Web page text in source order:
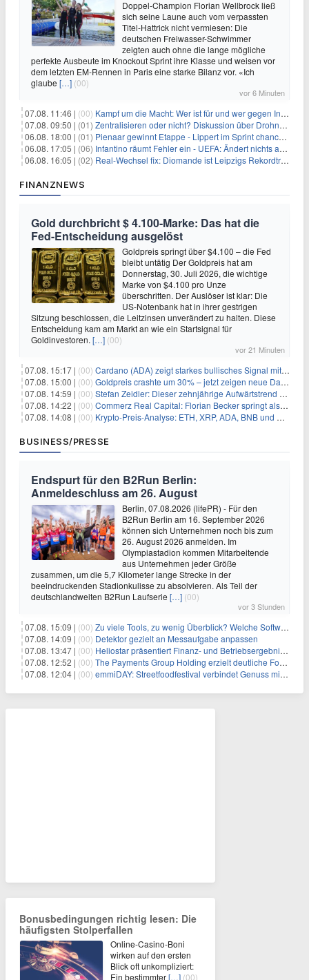
Doppel-Champion Florian Wellbrock ließ
sich seine Laune auch vom verpassten
Titel-Hattrick nicht vermiesen: Die
deutschen Freiwasser-Schwimmer
zeigten auch ohne die lange mögliche
perfekte Ausbeute im Knockout Sprint ihre Klasse und weisen vor
dem letzten EM-Rennen in Paris eine starke Bilanz vor. «Ich
glaube […] (00)
vor 6 Minuten
07.08. 11:46 | (00) Kampf um die Macht: Wer ist für und wer gegen Infantino?
07.08. 09:50 | (01) Zentralisieren oder nicht? Diskussion über Drohnenabwehr
06.08. 18:00 | (01) Pienaar gewinnt Etappe - Lippert im Sprint chancenlos
06.08. 17:05 | (06) Infantino räumt Fehler ein - UEFA: Ändert nichts an Boykott
06.08. 16:05 | (02) Real-Wechsel fix: Diomande ist Leipzigs Rekordtransfer
FINANZNEWS
Gold durchbricht $ 4.100-Marke: Das hat die
Fed-Entscheidung ausgelöst
Goldpreis springt über $4.100 – die Fed
bleibt untätig Der Goldpreis hat am
Donnerstag, 30. Juli 2026, die wichtige
Marke von $4.100 pro Unze
überschritten. Der Auslöser ist klar: Die
US-Notenbank hat in ihrer gestrigen
Sitzung beschlossen, die Leitzinsen unverändert zu halten. Diese
Entscheidung kam am Markt an wie ein Startsignal für
Goldinvestoren. […] (00)
vor 21 Minuten
07.08. 15:17 | (00) Cardano (ADA) zeigt starkes bullisches Signal mit Potenzial für 200% Kursanstieg
07.08. 15:00 | (00) Goldpreis crashte um 30% – jetzt zeigen neue Daten: War es berechtigt?
07.08. 14:59 | (00) Stefan Zeidler: Dieser zehnjährige Aufwärtstrend macht mich optimistisch
07.08. 14:22 | (00) Commerz Real Capital: Florian Becker springt als Leiter ein
07.08. 14:08 | (00) Krypto-Preis-Analyse: ETH, XRP, ADA, BNB und HYPE
BUSINESS/PRESSE
Endspurt für den B2Run Berlin:
Anmeldeschluss am 26. August
Berlin, 07.08.2026 (lifePR) - Für den
B2Run Berlin am 16. September 2026
können sich Unternehmen noch bis zum
26. August 2026 anmelden. Im
Olympiastadion kommen Mitarbeitende
aus Unternehmen jeder Größe
zusammen, um die 5,7 Kilometer lange Strecke in der
beeindruckenden Stadionkulisse zu absolvieren. Als Teil der
deutschlandweiten B2Run Laufserie […] (00)
vor 3 Stunden
07.08. 15:09 | (00) Zu viele Tools, zu wenig Überblick? Welche Software IT-Dienstleister wirklich brauchen
07.08. 14:09 | (00) Detektor gezielt an Messaufgabe anpassen
07.08. 13:47 | (00) Heliostar präsentiert Finanz- und Betriebsergebnis für das zweite Quartal 2026 mit Goldproduktion und Barreserven in Rekordhöhe
07.08. 12:52 | (00) The Payments Group Holding erzielt deutliche Fortschritte bei ihren AI-Projekten
07.08. 12:04 | (00) emmiDAY: Streetfoodfestival verbindet Genuss mit Engagement gegen Brustkrebs
Bonusbedingungen richtig lesen: Die
häufigsten Stolperfallen
Online-Casino-Boni
wirken auf den ersten
Blick oft unkompliziert:
Ein bestimmter[…] (00)